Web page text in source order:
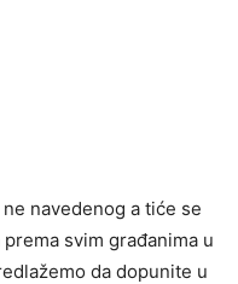
navedenog a tiće se
svim građanima u
da dopunite u